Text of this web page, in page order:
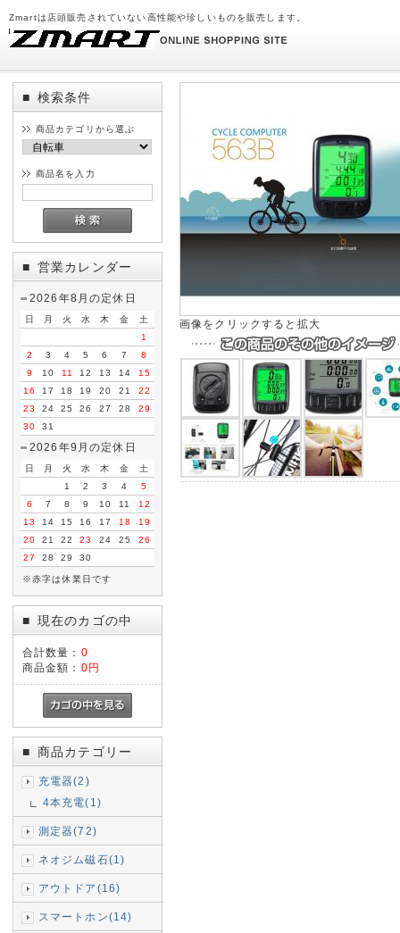
Zmartは店頭販売されていない高性能や珍しいものを販売します。
■ 検索条件
商品カテゴリから選ぶ
商品名を入力
■ 営業カレンダー
2026年8月の定休日
日 月 火 水 木 金
土
1
2
3 4 5 6 7
8
9
10 11 12 13 14
15
16
17 18 19 20 21
22
23
24 25 26 27 28
29
30
31
2026年9月の定休日
日 月 火 水 木 金
土
1
2 3 4
5
6
7 8 9 10 11
12
13
14 15 16 17 18
19
20
21 22 23 24 25
26
27
28 29 30
※赤字は休業日です
■ 現在のカゴの中
合計数量： 0
商品金額： 0円
■ 商品カテゴリー
充電器(2)
4本充電(1)
測定器(72)
ネオジム磁石(1)
アウトドア(16)
スマートホン(14)
画像をクリックすると拡大